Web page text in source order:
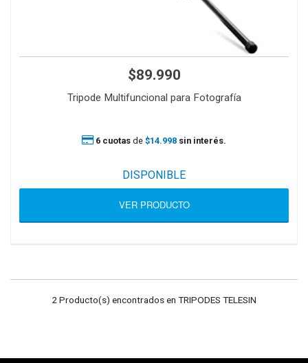
$89.990
Tripode Multifuncional para Fotografía
6 cuotas de $14.998 sin interés.
DISPONIBLE
VER PRODUCTO
2 Producto(s) encontrados en TRIPODES TELESIN